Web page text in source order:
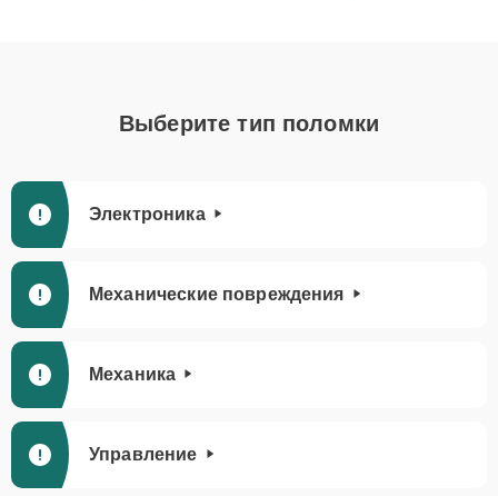
Выберите тип поломки
Электроника
Механические повреждения
Механика
Управление